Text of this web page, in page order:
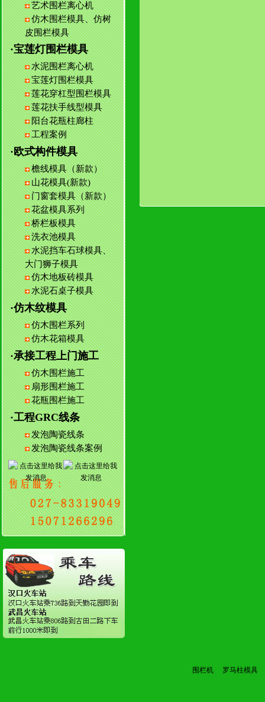
艺术围栏离心机
仿木围栏模具、仿树
皮围栏模具
·宝莲灯围栏模具
水泥围栏离心机
宝莲灯围栏模具
莲花穿杠型围栏模具
莲花扶手线型模具
阳台花瓶柱廊柱
工程案例
·欧式构件模具
檐线模具（新款）
山花模具(新款)
门窗套模具（新款）
花盆模具系列
桥栏板模具
洗衣池模具
水泥挡车石球模具、
大门狮子模具
仿木地板砖模具
水泥石桌子模具
·仿木纹模具
仿木围栏系列
仿木花箱模具
·承接工程上门施工
仿木围栏施工
扇形围栏施工
花瓶围栏施工
·工程GRC线条
发泡陶瓷线条
发泡陶瓷线条案例
围栏机 罗马柱模具